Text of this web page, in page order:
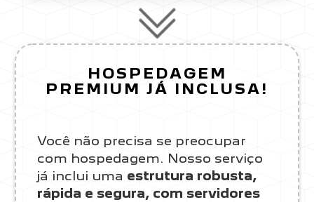
HOSPEDAGEM
PREMIUM JÁ INCLUSA!
Você não precisa se preocupar
com hospedagem. Nosso serviço
já inclui uma estrutura robusta,
rápida e segura, com servidores